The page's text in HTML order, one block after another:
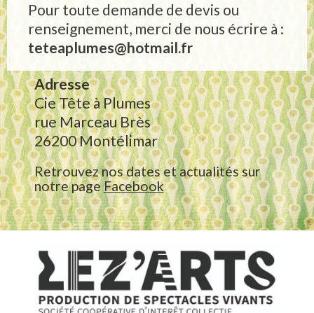
Pour toute demande de devis ou
renseignement, merci de nous écrire à :
teteaplumes@hotmail.fr
Adresse
Cie Tête à Plumes
rue Marceau Brès
26200 Montélimar
Retrouvez nos dates et actualités sur
notre pageFacebook